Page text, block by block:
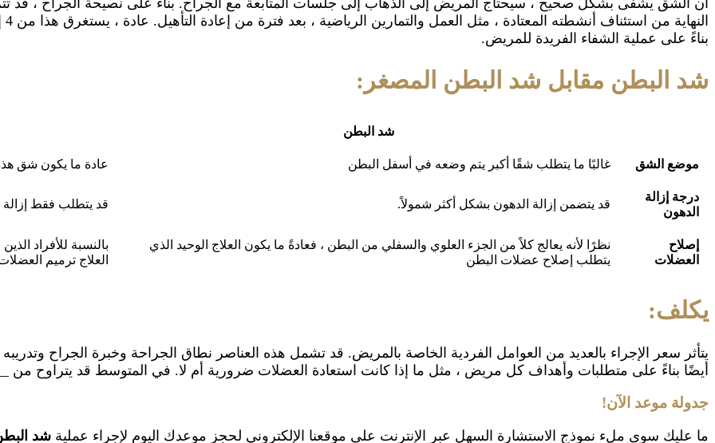
بناءً على عملية الشفاء الفريدة للمريض.
شد البطن مقابل شد البطن المصغر:
شد البطن
موضع الشق غالبًا ما يتطلب شقًا أكبر يتم وضعه في أسفل البطن عادة ما يكون شق
درجة إزالة
الدهون
قد يتضمن إزالة الدهون بشكل أكثر شمولاً. قد يتطلب فقط إزالة
إصلاح
العضلات
نظرًا لأنه يعالج كلاً من الجزء العلوي والسفلي من البطن ، فعادةً ما يكون العلاج الوحيد الذي
يتطلب إصلاح عضلات البطن
بالنسبة للأفراد
العلاج ترميم
يكلف:
يتأثر سعر الإجراء بالعديد من العوامل الفردية الخاصة بالمريض. قد تشمل هذه العناصر نطاق الجراحة وخبرة الجراح
أيضًا بناءً على متطلبات وأهداف كل مريض ، مثل ما إذا كانت استعادة العضلات ضرورية أم لا. في المتوسط ​​قد يتراوح من
جدولة موعد الآن!
ما عليك سوى ملء نموذج الاستشارة السهل عبر الإنترنت على موقعنا الإلكتروني لحجز موعدك اليوم لإجراء عملية شد